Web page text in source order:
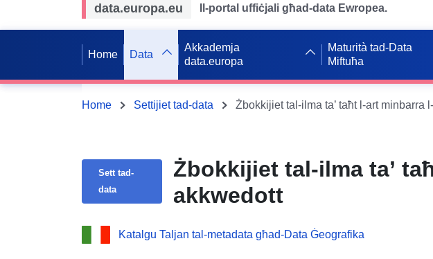
data.europa.eu Il-portal uffiċjali għad-data Ewropea.
Home Data
Akkademja
data.europa
Maturità tad-Data
Miftuħa
Home Settijiet tad-data Żbokkijiet tal-ilma ta’ taħt l-art minbarra
Sett tad-
data
Żbokkijiet tal-ilma ta’
akkwedott
Katalgu Taljan tal-metadata għad-Data Ġeografika